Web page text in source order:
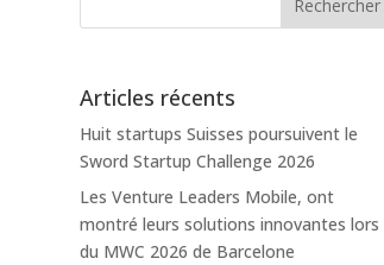
Articles récents
Huit startups Suisses poursuivent le
Sword Startup Challenge 2026
Les Venture Leaders Mobile, ont
montré leurs solutions innovantes lors
du MWC 2026 de Barcelone